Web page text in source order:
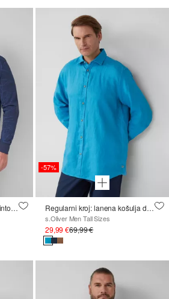
Lagana sportska majica s printom po čitavoj površini
-57%
Regularni kroj: lanena košulja dugih rukava
s.Oliver Men Tall Sizes
29,99 €69,99 €